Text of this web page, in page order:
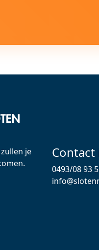
je
Contact
0493/08 93